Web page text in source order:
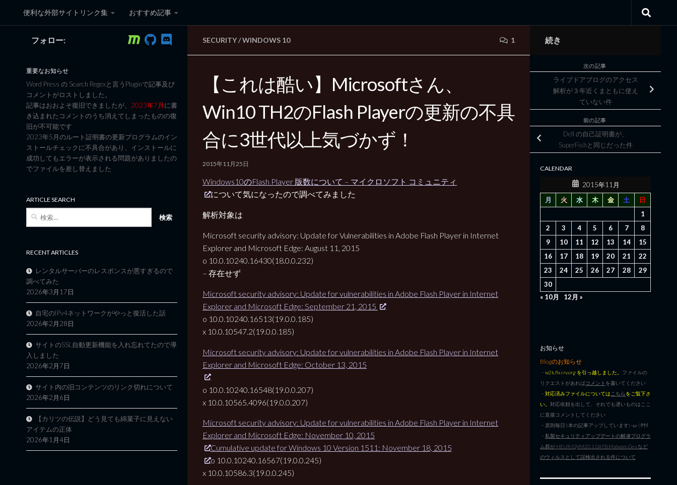
コンテンツへスキップ
便利な外部サイトリンク集 おすすめ記事
黒翼猫のコンピュータ日記 3rd Edition
SECURITY/WINDOWS 10 1
【これは酷い】Microsoftさん、
Win10 TH2のFlash Playerの更新の不具
合に3世代以上気づかず！
2015年11月25日
Windows10のFlash Player 版数について – マイクロソフト コミュニティ
について気になったので調べてみました
解析対象は
Microsoft security advisory: Update for Vulnerabilities in Adobe Flash Player in Internet
Explorer and Microsoft Edge: August 11, 2015
o 10.0.10240.16430(18.0.0.232)
– 存在せず
Microsoft security advisory: Update for vulnerabilities in Adobe Flash Player in Internet
Explorer and Microsoft Edge: September 21, 2015
o 10.0.10240.16513(19.0.0.185)
x 10.0.10547.2(19.0.0.185)
Microsoft security advisory: Update for vulnerabilities in Adobe Flash Player in Internet
Explorer and Microsoft Edge: October 13, 2015
o 10.0.10240.16548(19.0.0.207)
x 10.0.10565.4096(19.0.0.207)
Microsoft security advisory: Update for vulnerabilities in Adobe Flash Player in Internet
Explorer and Microsoft Edge: November 10, 2015
Cumulative update for Windows 10 Version 1511: November 18, 2015
o 10.0.10240.16567(19.0.0.245)
x 10.0.10586.3(19.0.0.245)
フォロー:
重要なお知らせ
Word Press の Search Regexと言うPluginで記事及び
コメントがロストしました。
記事はおおよそ復旧できましたが、 2023年7月に書
き込まれたコメントのうち消えてしまったものの復
旧が不可能です
2023年5月のルート証明書の更新プログラムのイン
ストールチェックに不具合があり、インストールに
成功してもエラーが表示される問題がありましたの
でファイルを差し替えました
ARTICLE SEARCH
RECENT ARTICLES
レンタルサーバーのレスポンスが悪すぎるので
調べてみた
2026年3月17日
自宅のIPv4ネットワークがやっと復活した話
2026年2月28日
サイトのSSL自動更新機能を入れ忘れてたので導
入しました
2026年2月7日
サイト内の旧コンテンツのリンク切れについて
2026年2月6日
【カリツの伝説】どう見ても綿菓子に見えない
アイテムの正体
2026年1月4日
続き
次の記事
ライブドアブログのアクセス
解析が３年近くまともに使え
ていない件
前の記事
Dell の自己証明書が、
SuperFishと同じだった件
CALENDAR
2015年11月
月
火 水 木 金 土
日
1
2
3 4 5 6 7
8
9
10 11 12 13 14
15
16
17 18 19 20 21
22
23
24 25 26 27 28
29
30
« 10月
12月 »
お知らせ
Blogのお知らせ
・ w2k.flxsrv.org を引っ越しました。 ファイルの
リクエストがあればコメント を書いてください
・ 対応済みファイルについては こちらをご覧下さ
い。 対応依頼を出して、それでも遅いものはここ
に直接コメントしてください
・原則毎日1本の記事アップしています|･ω･)ﾁﾗﾘ
・ 私製セキュリティアップデートの解凍プログラ
ム群が HEUR/QVM20.1.0A7B.Malware.Gen など
のウィルスとして誤検出される件について